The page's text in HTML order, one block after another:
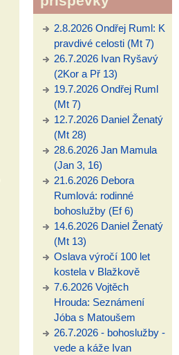
2.8.2026 Ondřej Ruml: K
pravdivé celosti (Mt 7)
26.7.2026 Ivan Ryšavý
(2Kor a Př 13)
19.7.2026 Ondřej Ruml
(Mt 7)
12.7.2026 Daniel Ženatý
(Mt 28)
28.6.2026 Jan Mamula
(Jan 3, 16)
21.6.2026 Debora
Rumlová: rodinné
bohoslužby (Ef 6)
14.6.2026 Daniel Ženatý
(Mt 13)
Oslava výročí 100 let
kostela v Blažkově
7.6.2026 Vojtěch
Hrouda: Seznámení
Jóba s Matoušem
26.7.2026 - bohoslužby -
vede a káže Ivan